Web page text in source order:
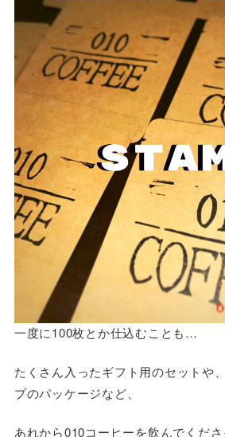
一度に100枚とか仕込むことも…
たくさん入ったギフト用のセットや
プのパッケージなど、
あれから010コーヒーを飲んでくだ